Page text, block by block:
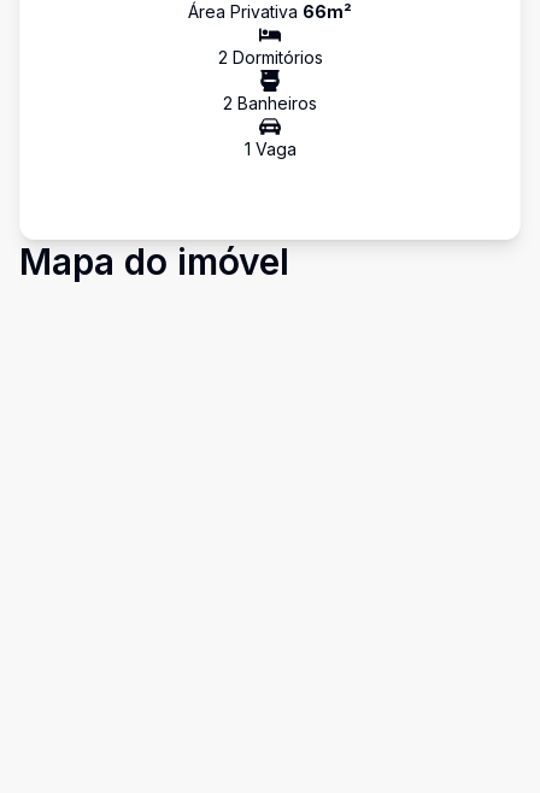
Área Privativa 66m²
2 Dormitórios
2 Banheiros
1 Vaga
Mapa do imóvel